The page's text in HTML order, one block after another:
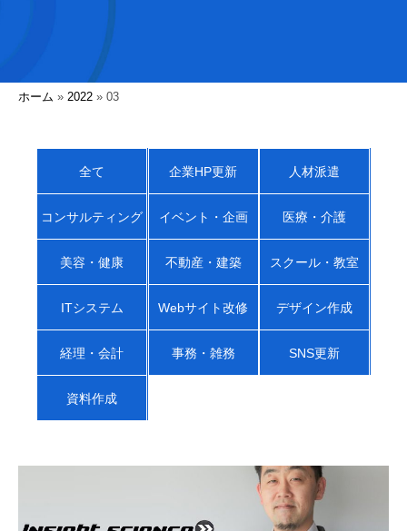
ホーム » 2022 » 03
全て 企業HP更新 人材派遣
コンサルティング イベント・企画 医療・介護
美容・健康 不動産・建築 スクール・教室
ITシステム Webサイト改修 デザイン作成
経理・会計 事務・雑務 SNS更新
資料作成